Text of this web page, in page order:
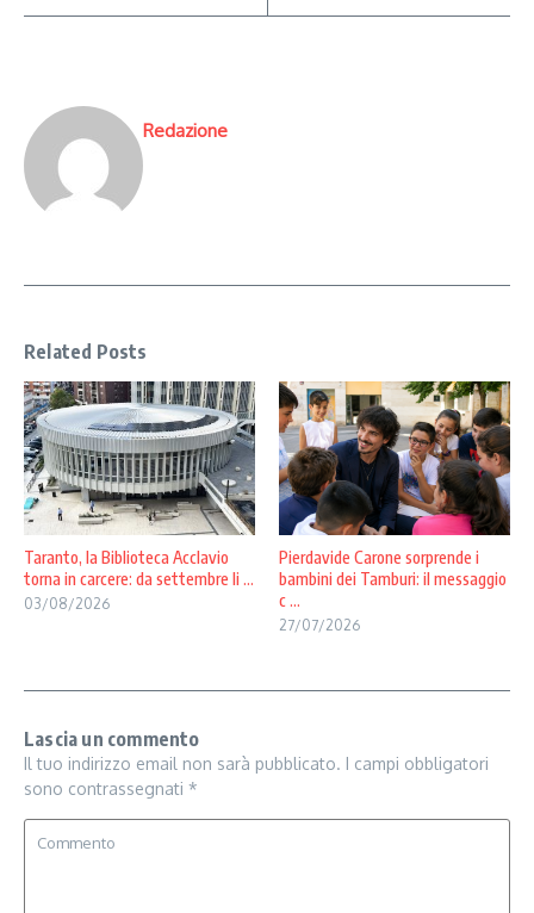
Redazione
Related Posts
Taranto, la Biblioteca Acclavio
torna in carcere: da settembre li ...
03/08/2026
Pierdavide Carone sorprende i
bambini dei Tamburi: il messaggio
c ...
27/07/2026
Lascia un commento
Il tuo indirizzo email non sarà pubblicato. I campi obbligatori
sono contrassegnati *